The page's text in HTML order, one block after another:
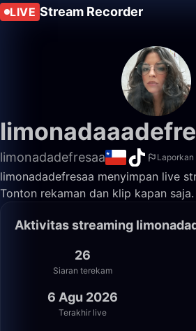
LIVE Stream Recorder
limonadadefresaa Laporkan
limonadadefresaa menyimpan live
Tonton rekaman dan klip kapan saja.
Aktivitas streaming
26
Siaran terekam
6 Agu 2026
Terakhir live